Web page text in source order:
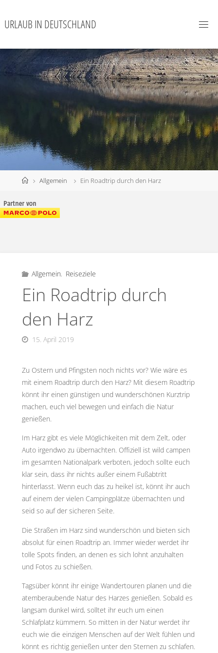
URLAUB IN DEUTSCHLAND
Allgemein Ein Roadtrip durch den Harz
Allgemein, Reiseziele
Ein Roadtrip durch
den Harz
15. April 2019
Zu Ostern und Pfingsten noch nichts vor? Wie wäre es
mit einem Roadtrip durch den Harz? Mit diesem Roadtrip
könnt ihr einen günstigen und wunderschönen Kurztrip
machen, euch viel bewegen und einfach die Natur
genießen.
Im Harz gibt es viele Möglichkeiten mit dem Zelt, oder
Auto irgendwo zu übernachten. Offiziell ist wild campen
im gesamten Nationalpark verboten, jedoch sollte euch
klar sein, dass ihr nichts außer einem Fußabtritt
hinterlasst. Wenn euch das zu heikel ist, könnt ihr auch
auf einem der vielen Campingplätze übernachten und
seid so auf der sicheren Seite.
Die Straßen im Harz sind wunderschön und bieten sich
absolut für einen Roadtrip an. Immer wieder werdet ihr
tolle Spots finden, an denen es sich lohnt anzuhalten
und Fotos zu schießen.
Tagsüber könnt ihr einige Wandertouren planen und die
atemberaubende Natur des Harzes genießen. Sobald es
langsam dunkel wird, solltet ihr euch um einen
Schlafplatz kümmern. So mitten in der Natur werdet ihr
euch wie die einzigen Menschen auf der Welt fühlen und
könnt es richtig genießen unter den Sternen zu schlafen.